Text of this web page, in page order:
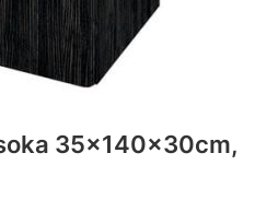
35x140x30cm,